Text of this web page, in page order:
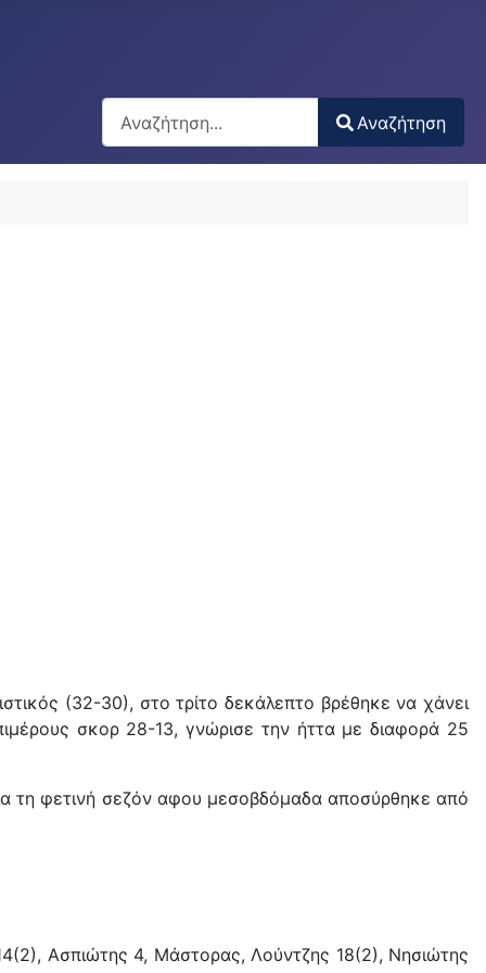
Αναζήτηση
Type 2 or more characters for results.
Αναζήτηση
(32-30), στο τρίτο δεκάλεπτο βρέθηκε να χάνει
σκορ 28-13, γνώρισε την ήττα με διαφορά 25
τη φετινή σεζόν αφου μεσοβδόμαδα αποσύρθηκε από
Ασπιώτης 4, Μάστορας, Λούντζης 18(2), Νησιώτης